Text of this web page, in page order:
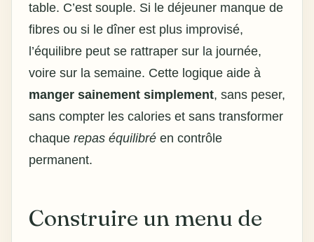
table. C’est souple. Si le déjeuner manque de
fibres ou si le dîner est plus improvisé,
l’équilibre peut se rattraper sur la journée,
voire sur la semaine. Cette logique aide à
manger sainement simplement, sans peser,
sans compter les calories et sans transformer
chaque repas équilibré en contrôle
permanent.
Construire un menu de